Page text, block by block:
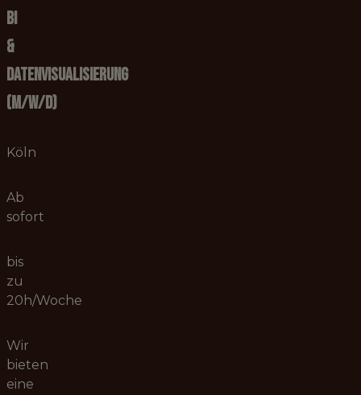
BI
&
Datenvisualisierung
(m/w/d)
Köln
Ab
sofort
bis
zu
20h/Woche
Wir
bieten
eine